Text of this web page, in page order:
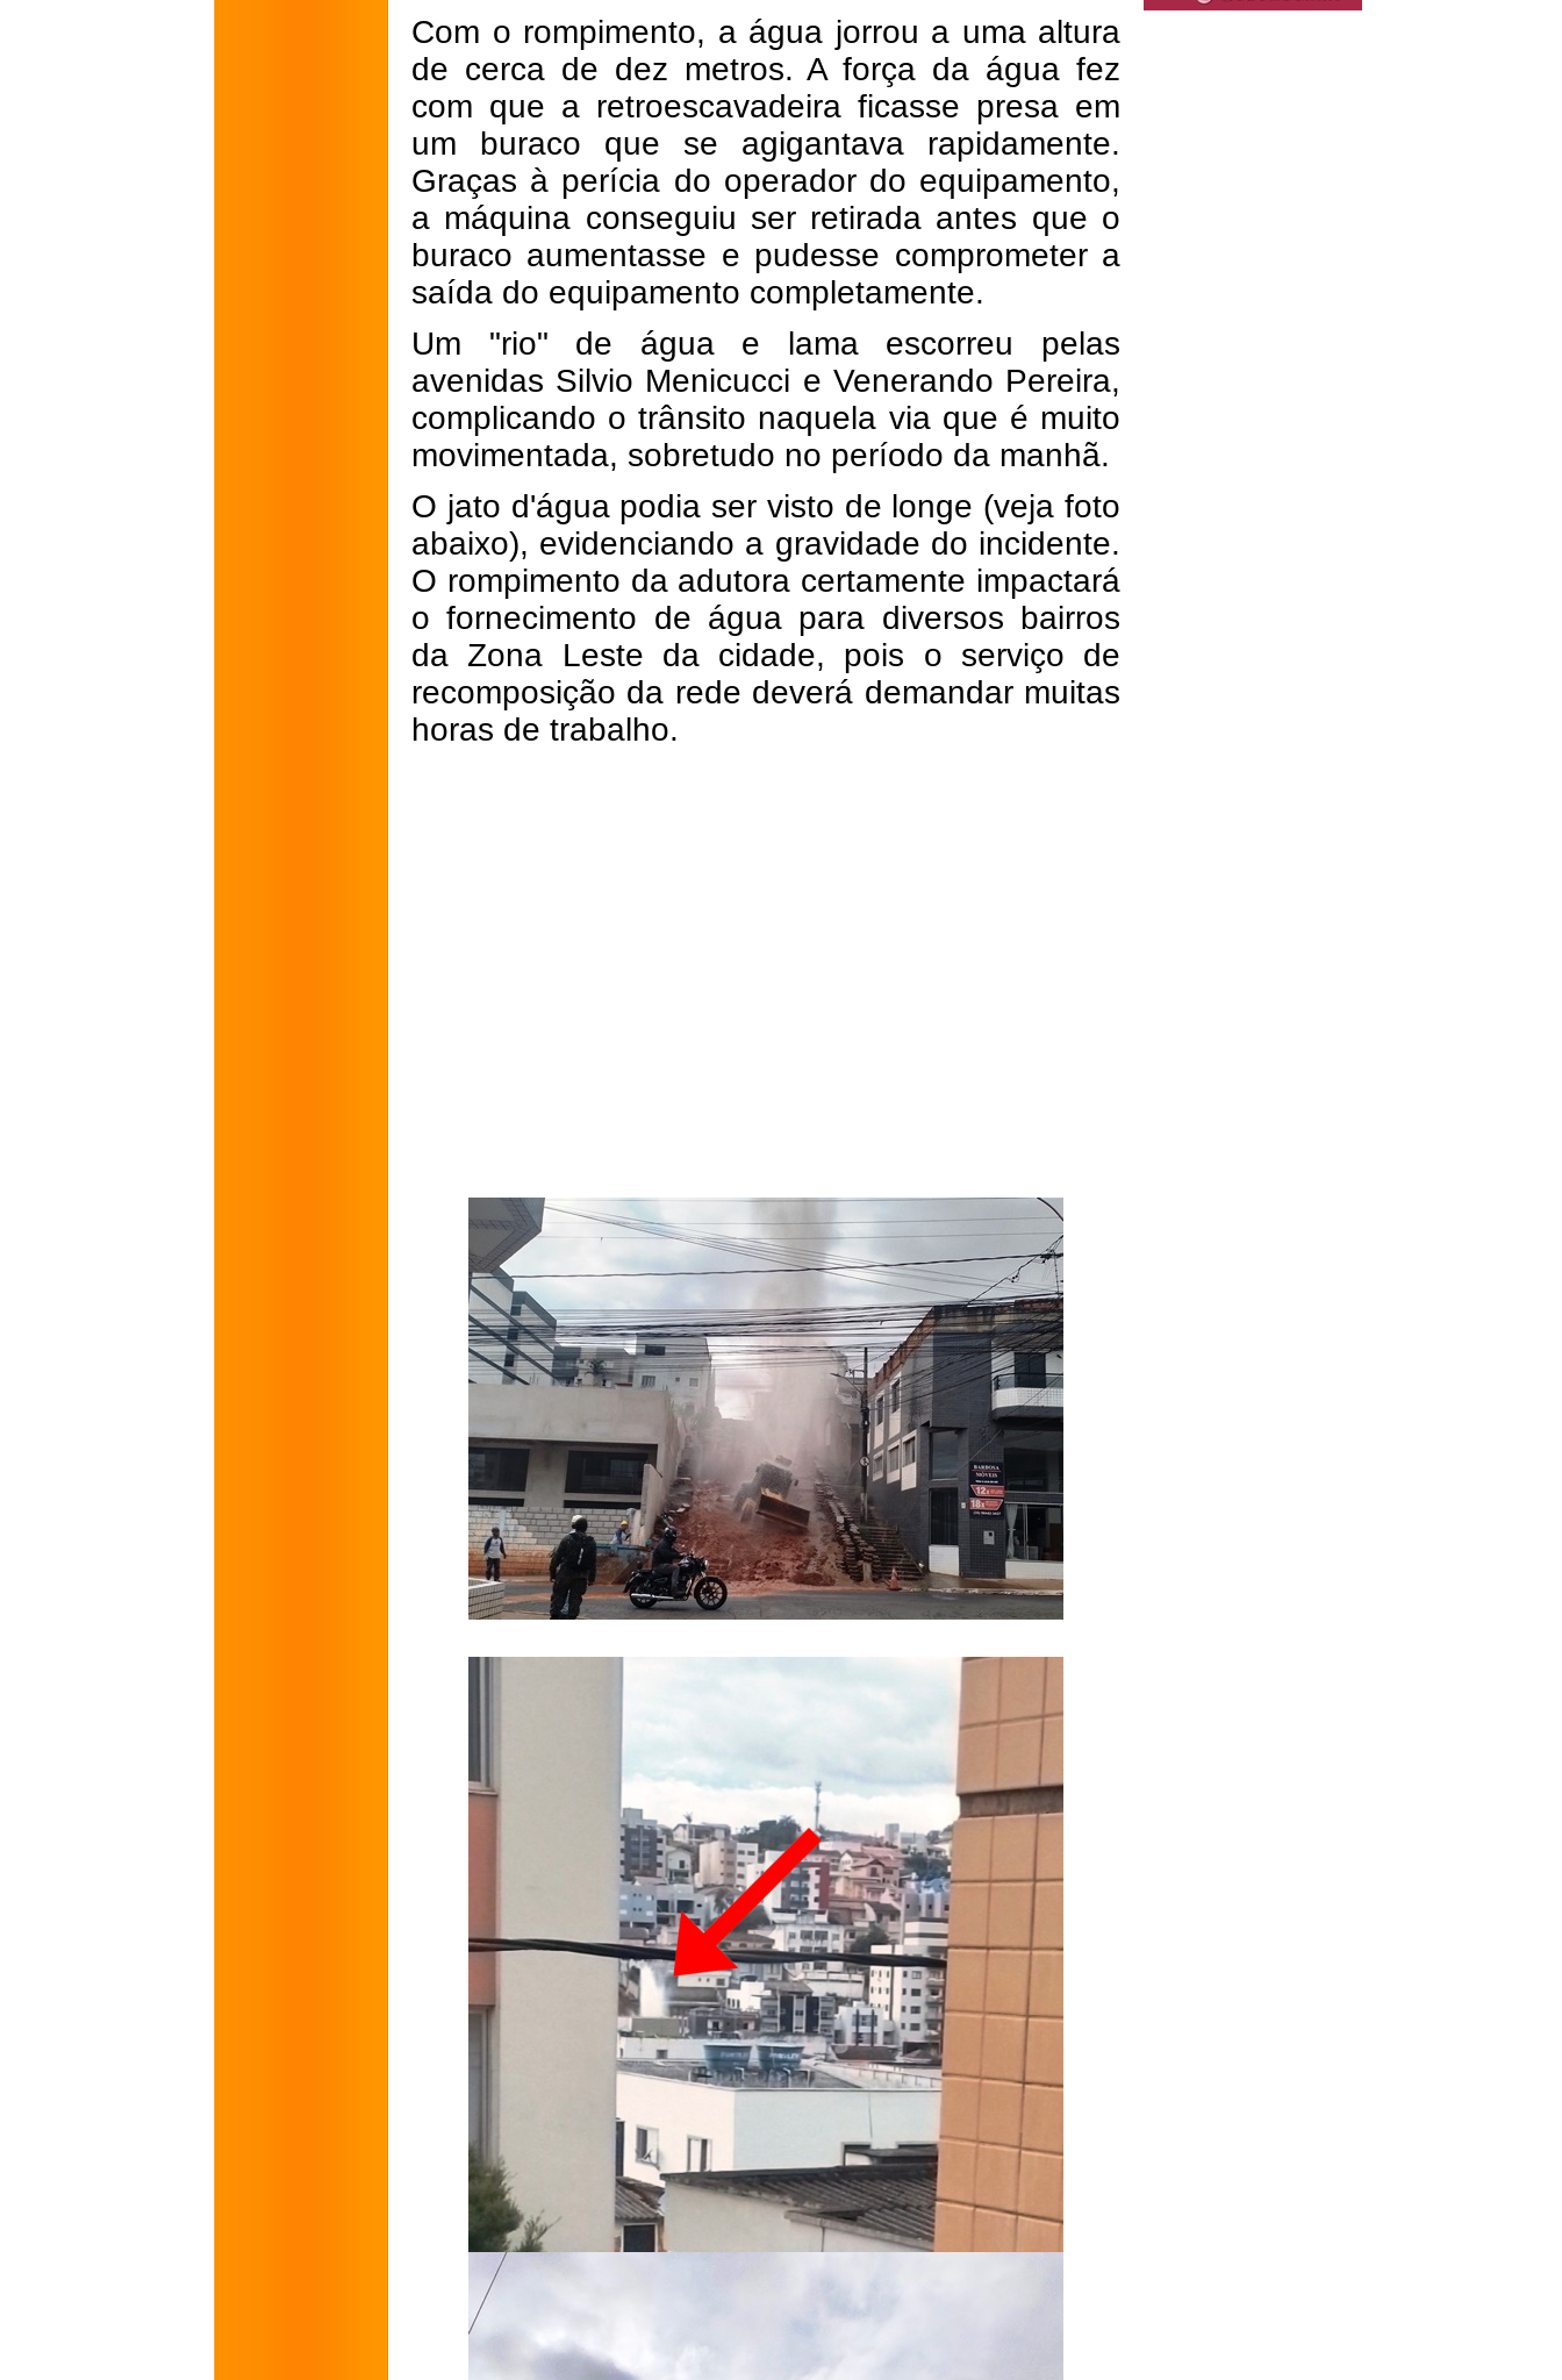
Com o rompimento, a água jorrou a uma altura
de cerca de dez metros. A força da água fez
com que a retroescavadeira ficasse presa em
um buraco que se agigantava rapidamente.
Graças à perícia do operador do equipamento,
a máquina conseguiu ser retirada antes que o
buraco aumentasse e pudesse comprometer a
saída do equipamento completamente.
Um "rio" de água e lama escorreu pelas
avenidas Silvio Menicucci e Venerando Pereira,
complicando o trânsito naquela via que é muito
movimentada, sobretudo no período da manhã.
O jato d'água podia ser visto de longe (veja foto
abaixo), evidenciando a gravidade do incidente.
O rompimento da adutora certamente impactará
o fornecimento de água para diversos bairros
da Zona Leste da cidade, pois o serviço de
recomposição da rede deverá demandar muitas
horas de trabalho.